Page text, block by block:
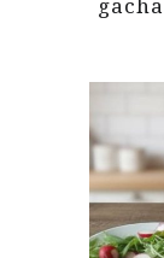
VIDEORECETAS
CONTACTO
SOBRE MÍ
¿TE GUSTARÍA
ÓMICA?
ÚNETE A LA